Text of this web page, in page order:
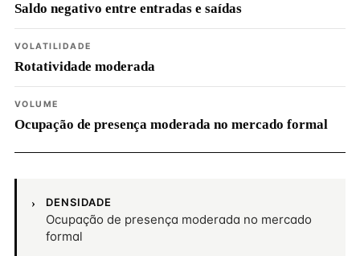
Saldo negativo entre entradas e saídas
VOLATILIDADE
Rotatividade moderada
VOLUME
Ocupação de presença moderada no mercado formal
DENSIDADE
Ocupação de presença moderada no mercado
formal